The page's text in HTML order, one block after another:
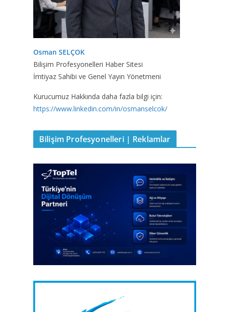
Osman SELÇOK
Bilişim Profesyonelleri Haber Sitesi
İmtiyaz Sahibi ve Genel Yayın Yönetmeni
Kurucumuz Hakkında daha fazla bilgi için:
https://www.linkedin.com/in/osmanselcok/
Bilişim Profesyonelleri | Reklamlar